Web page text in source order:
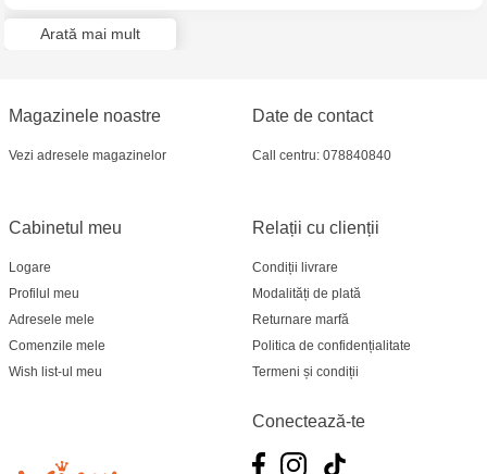
Jucărenia Bălți- EviMall, et2
MultiStore Căușeni- str. Iurii Gagarin 24
Arată mai mult
Magazinele noastre
Vezi adresele magazinelor
Relații cu clienții
Condiții livrare
Modalități de plată
Returnare marfă
Politica de confidențialitate
Termeni și condiții
Cabinetul meu
Logare
Profilul meu
Adresele mele
Comenzile mele
Wish list-ul meu
Date de contact
Call centru: 078840840
Conectează-te